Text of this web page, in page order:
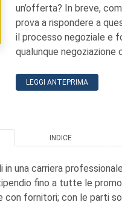
un’offerta? In breve,
prova a rispondere a
il processo negoziale e
qualunque negoziazione
LEGGI ANTEPRIMA
INDICE
una carriera
fino a tutte le
con fornitori; con le parti